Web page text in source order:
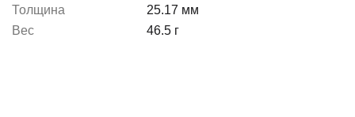
Толщина
25.17 мм
Вес
46.5 г